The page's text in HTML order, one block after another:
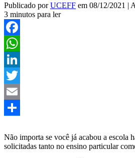
Publicado porUCEFF em 08/12/2021 |
3 minutos para ler
Facebook
WhatsApp
LinkedIn
Twitter
Email
Não importa se você já acabou a escola
solicitadas tanto no ensino particular